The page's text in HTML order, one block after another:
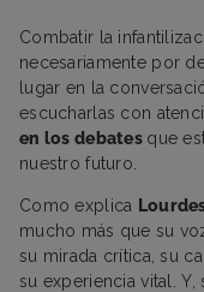
Combatir la
necesariamente por
lugar en la
escucharlas con
en los debates que
nuestro futuro.
Como explica
mucho más que su
su mirada crítica, su
su experiencia vital.